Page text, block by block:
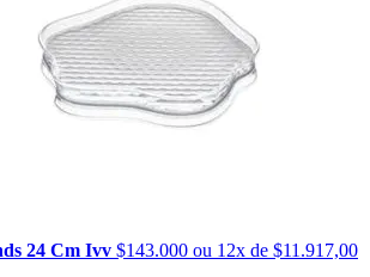
24 Cm Ivv $143.000 ou 12x de $11.917,00